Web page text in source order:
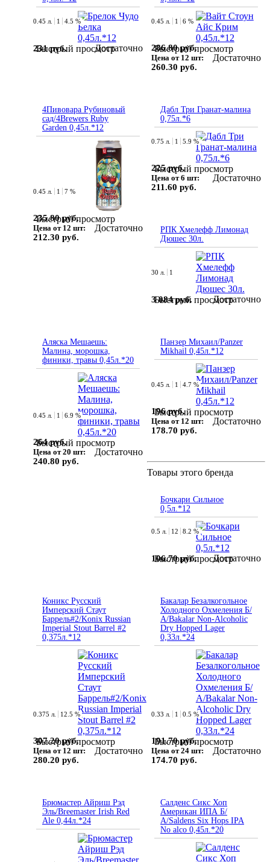
Быстрый просмотр
0.45 л. 1 4.5 %
231 руб. Достаточно Быстрый просмотр
0.45 л. 1 6 %
286.80 руб.
Цена от 12 шт:
260.30 руб.
Достаточно
4Пивовара Рубиновый
сад/4Brewers Ruby
Garden 0,45л.*12
Быстрый просмотр
0.45 л. 1 7 %
235.80 руб.
Цена от 12 шт:
212.30 руб.
Достаточно
Дабл Три Гранат-малина
0,75л.*6
Быстрый просмотр
0.75 л. 1 5.9 %
225 руб.
Цена от 6 шт:
211.60 руб.
Достаточно
РПК Хмелефф Лимонад
Дюшес 30л.
Быстрый просмотр
30 л. 1
3 084 руб. Достаточно
Аляска Мешаешь:
Малина, морошка,
финики, травы 0,45л.*20
Быстрый просмотр
0.45 л. 1 6.9 %
264 руб.
Цена от 20 шт:
240.80 руб.
Достаточно
Панзер Михаил/Panzer
Mikhail 0,45л.*12
Быстрый просмотр
0.45 л. 1 4.7 %
196 руб.
Цена от 12 шт:
178.70 руб.
Достаточно
Товары этого бренда
Бочкари Сильное
0,5л.*12
Быстрый просмотр
0.5 л. 12 8.2 %
106.70 руб. Достаточно
Коникс Русский
Имперский Стаут
Баррель#2/Konix Russian
Imperial Stout Barrel #2
0,375л.*12
Быстрый просмотр
0.375 л. 12.5 %
307.20 руб.
Цена от 12 шт:
280.20 руб.
Достаточно
Бакалар Безалкогольное
Холодного Охмеления Б/
А/Bakalar Non-Alcoholic
Dry Hopped Lager
0,33л.*24
Быстрый просмотр
0.33 л. 1 0.5 %
191.70 руб.
Цена от 24 шт:
174.70 руб.
Достаточно
Брюмастер Айриш Рэд
Эль/Breemaster Irish Red
Ale 0,44л.*24
Салденс Сикс Хоп
Американ ИПА Б/
А/Saldens Six Hops IPA
No alco 0,45л.*20